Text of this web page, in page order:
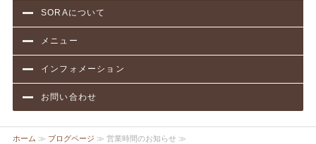
SORAについて
メニュー
インフォメーション
お問い合わせ
ホーム ≫ ブログページ ≫ 営業時間のお知らせ ≫